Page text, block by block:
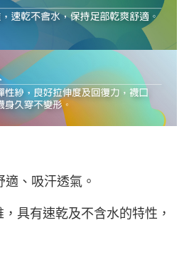
、吸汗透氣。
具有速乾及不含水的特性，